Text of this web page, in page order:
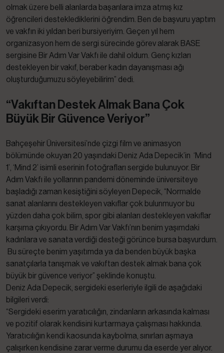
olmak üzere belli alanlarda başarılara imza atmış kız
öğrencileri desteklediklerini öğrendim. Ben de başvuru yaptım
ve vakfın iki yıldan beri bursiyeriyim. Geçen yıl hem
organizasyon hem de sergi sürecinde görev alarak BASE
sergisine Bir Adım Var Vakfı ile dahil oldum. Genç kızları
destekleyen bir vakıf, beraber kadın dayanışması ağı
oluşturduğumuzu söyleyebilirim” dedi.
“Vakıftan Destek Almak Bana Çok
Büyük Bir Güvence Veriyor”
Bahçeşehir Üniversitesi’nde çizgi film ve animasyon
bölümünde okuyan 20 yaşındaki Deniz Ada Depecik’in ‘Mind
1’, ‘Mind 2’ isimli eserinin fotoğrafları sergide bulunuyor. Bir
Adım Vakfı ile yollarının pandemi döneminde üniversiteye
başladığı zaman kesiştiğini söyleyen Depecik, “Normalde
sanat alanlarını destekleyen vakıflar çok bulunmuyor bu
yüzden daha çok bilim, spor gibi alanları destekleyen vakıflar
karşıma çıkıyordu. Bir Adım Var Vakfı’nın benim yaşımdaki
kadınlara ve sanata verdiği desteği görünce bursa başvurdum.
Bu süreçte benim yaşıtımda ya da benden büyük başka
sanatçılarla tanışmak ve vakıftan destek almak bana çok
büyük bir güvence veriyor” şeklinde konuştu.
Deniz Ada Depecik, sergideki eserleriyle ilgili de aşağıdaki
bilgileri verdi:
“Sergideki eserim yaratıcılığın, zindanların arkasında kalması
ve pozitif olarak kendisini kurtarmaya çalışması hakkında.
Yaratıcılığın kendi kaosunda kaybolma, sınırları aşmaya
çalışırken kendisine zarar verme durumu da eserde yer alıyor.